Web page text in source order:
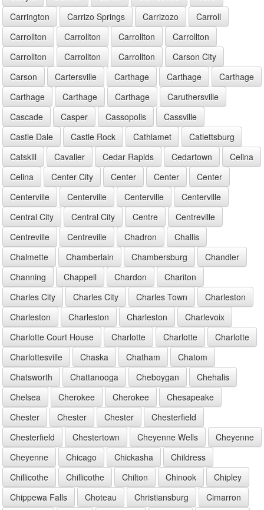
Carrington
Carrizo Springs Carrizozo
Carroll
Carrollton
Carrollton Carrollton
Carrollton
Carrollton
Carrollton Carrollton
Carson City
Carson
Cartersville Carthage Carthage
Carthage
Carthage
Carthage Carthage
Caruthersville
Cascade
Casper Cassopolis
Cassville
Castle Dale
Castle Rock Cathlamet
Catlettsburg
Catskill
Cavalier Cedar Rapids Cedartown
Celina
Celina
Center City Center Center
Center
Centerville
Centerville Centerville
Centerville
Central City
Central City Centre
Centreville
Centreville
Centreville Chadron
Challis
Chalmette
Chamberlain Chambersburg
Chandler
Channing
Chappell Chardon
Chariton
Charles City
Charles City Charles Town
Charleston
Charleston
Charleston Charleston
Charlevoix
Charlotte Court House
Charlotte Charlotte
Charlotte
Charlottesville
Chaska Chatham
Chatom
Chatsworth
Chattanooga Cheboygan
Chehalis
Chelsea
Cherokee Cherokee
Chesapeake
Chester
Chester Chester
Chesterfield
Chesterfield
Chestertown Cheyenne Wells
Cheyenne
Cheyenne
Chicago Chickasha
Childress
Chillicothe
Chillicothe Chilton Chinook
Chipley
Chippewa Falls
Choteau Christiansburg
Cimarron